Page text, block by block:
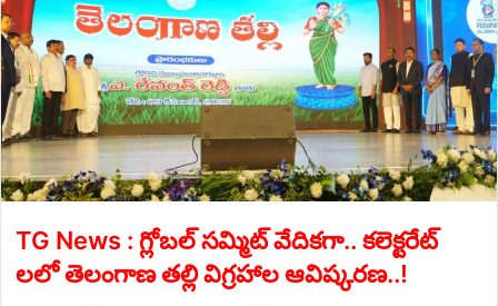
TG News : గ్లోబల్ సమ్మిట్ వేదికగా.. కలెక్టరేట్
లలో తెలంగాణ తల్లి విగ్రహాల ఆవిష్కరణ..!